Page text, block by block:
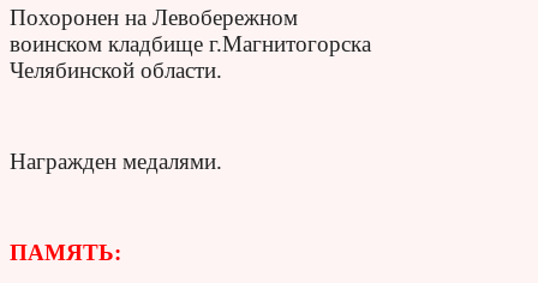
Похоронен на Левобережном
воинском кладбище г.Магнитогорска
Челябинской области.
Награжден медалями.
ПАМЯТЬ: